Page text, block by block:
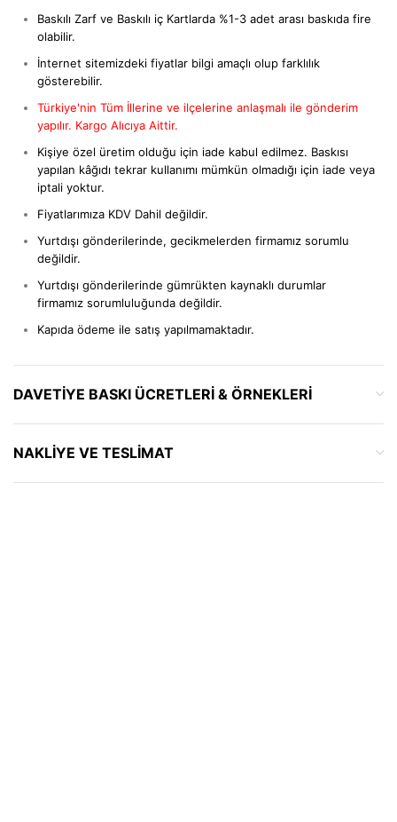
Baskılı Zarf ve Baskılı iç Kartlarda %1-3 adet arası baskıda fire
olabilir.
İnternet sitemizdeki fiyatlar bilgi amaçlı olup farklılık
gösterebilir.
Türkiye'nin Tüm İllerine ve ilçelerine anlaşmalı ile gönderim
yapılır. Kargo Alıcıya Aittir.
Kişiye özel üretim olduğu için iade kabul edilmez. Baskısı
yapılan kâğıdı tekrar kullanımı mümkün olmadığı için iade veya
iptali yoktur.
Fiyatlarımıza KDV Dahil değildir.
Yurtdışı gönderilerinde, gecikmelerden firmamız sorumlu
değildir.
Yurtdışı gönderilerinde gümrükten kaynaklı durumlar
firmamız sorumluluğunda değildir.
Kapıda ödeme ile satış yapılmamaktadır.
DAVETIYE BASKI ÜCRETLERI & ÖRNEKLERI
NAKLIYE VE TESLIMAT